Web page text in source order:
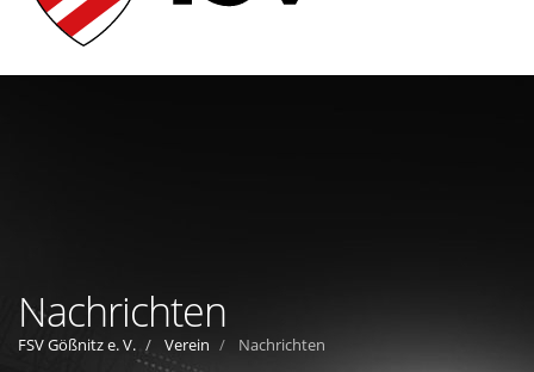
gelangen.
Nachrichten
FSV Gößnitz e. V. Verein Nachrichten